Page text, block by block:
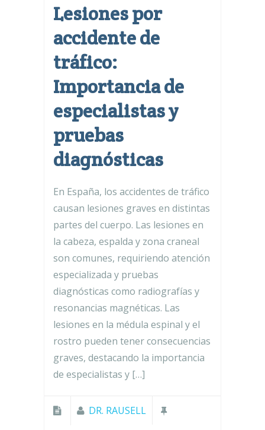
Lesiones por
accidente de
tráfico:
Importancia de
especialistas y
pruebas
diagnósticas
En España, los accidentes de tráfico
causan lesiones graves en distintas
partes del cuerpo. Las lesiones en
la cabeza, espalda y zona craneal
son comunes, requiriendo atención
especializada y pruebas
diagnósticas como radiografías y
resonancias magnéticas. Las
lesiones en la médula espinal y el
rostro pueden tener consecuencias
graves, destacando la importancia
de especialistas y […]
DR. RAUSELL